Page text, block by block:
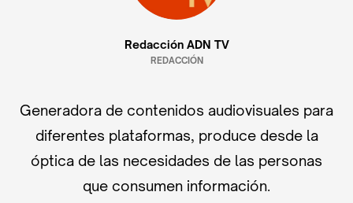
Redacción ADN TV
REDACCIÓN
Generadora de contenidos audiovisuales para
diferentes plataformas, produce desde la
óptica de las necesidades de las personas
que consumen información.